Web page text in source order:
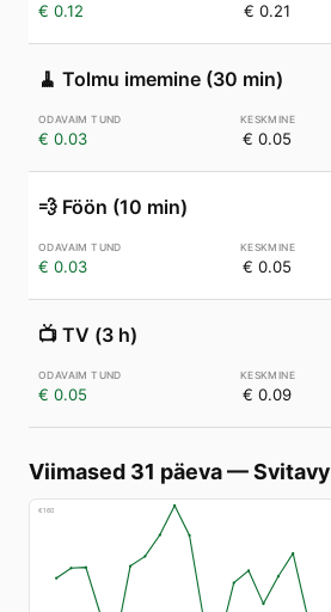
€ 0.12 € 0.21
🧹 Tolmu imemine (30 min)
€ 0.03 € 0.05
💨 Föön (10 min)
€ 0.03 € 0.05
📺 TV (3 h)
€ 0.05 € 0.09
Viimased 31 päeva—Svitavy
€160